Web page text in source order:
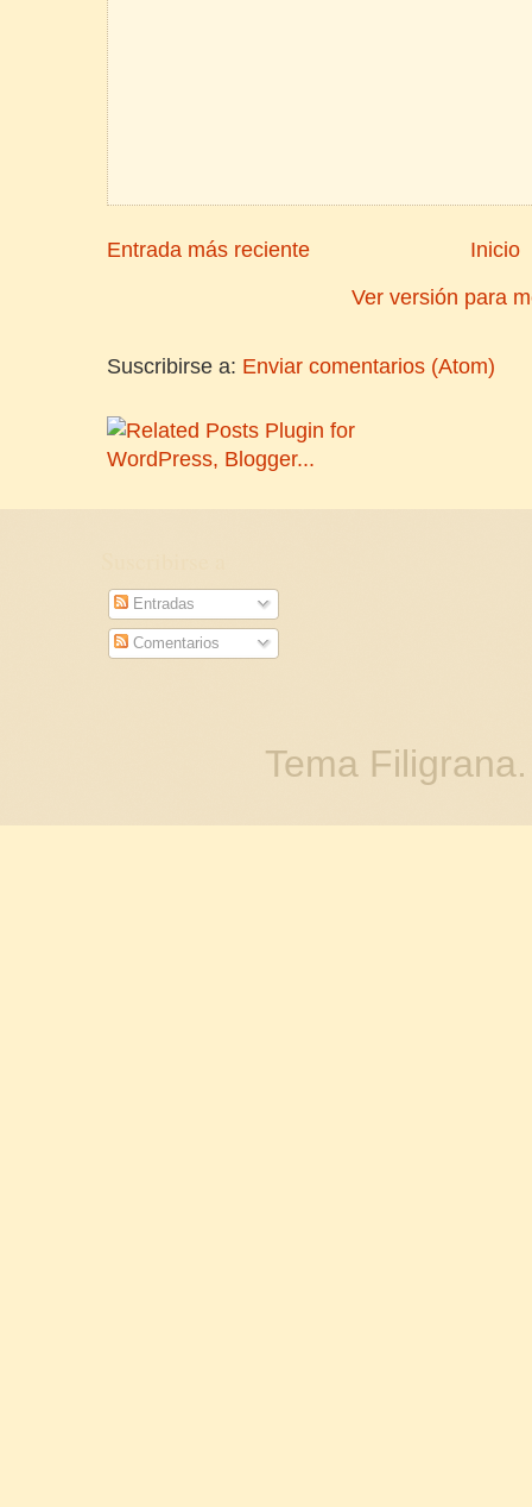
Entrada más reciente
Inicio
Ver versión para
Suscribirse a: Enviar comentarios (Atom)
Entradas
Comentarios
Tema